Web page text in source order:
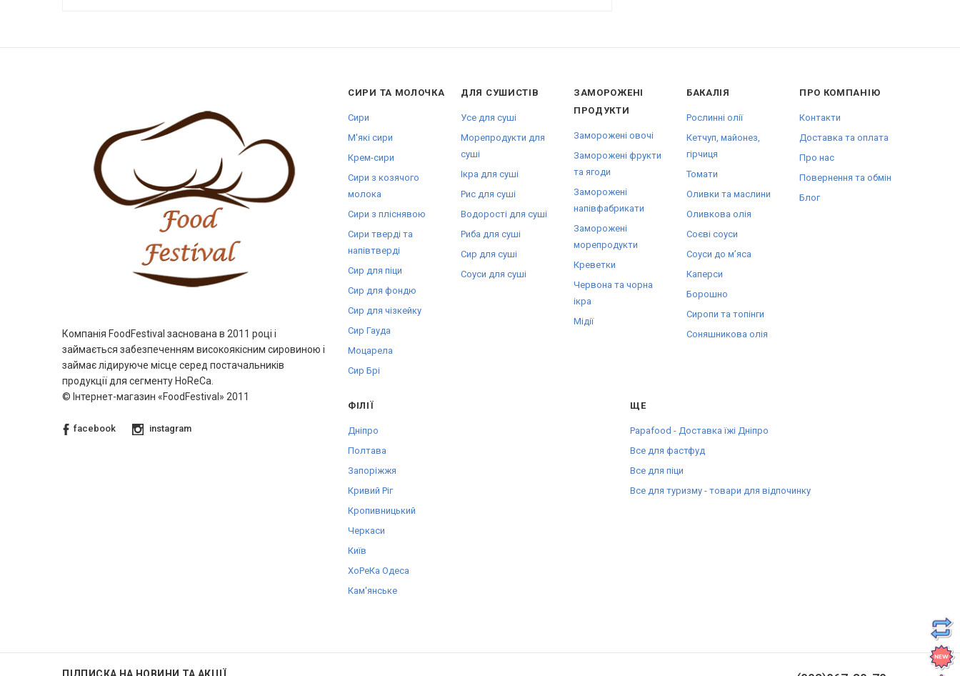
Компанія FoodFestival заснована в 2011 році і
займається забезпеченням високоякісним сировиною і
займає лідируюче місце серед постачальників
продукції для сегменту HoReCa.
© Інтернет-магазин «FoodFestival» 2011
facebook instagram
СИРИ ТА МОЛОЧКА
Сири
М'які сири
Крем-сири
Сири з козячого
молока
Сири з пліснявою
Сири тверді та
напівтверді
Сир для піци
Сир для фондю
Сир для чізкейку
Сир Гауда
Моцарела
Сир Брі
ДЛЯ СУШИСТІВ
Усе для суші
Морепродукти для
суші
Ікра для суші
Рис для суші
Водорості для суші
Риба для суші
Сир для суші
Соуси для суші
ЗАМОРОЖЕНІ
ПРОДУКТИ
Заморожені овочі
Заморожені фрукти
та ягоди
Заморожені
напівфабрикати
Заморожені
морепродукти
Креветки
Червона та чорна
ікра
Мідії
БАКАЛІЯ
Рослинні олії
Кетчуп, майонез,
гірчиця
Томати
Оливки та маслини
Оливкова олія
Соєві соуси
Соуси до мʼяса
Каперси
Борошно
Сиропи та топінги
Соняшникова олія
ПРО КОМПАНІЮ
Контакти
Доставка та оплата
Про нас
Повернення та обмін
Блог
ФІЛІЇ
Дніпро
Полтава
Запоріжжя
Кривий Ріг
Кропивницький
Черкаси
Київ
ХоРеКа Одеса
Кам'янське
ЩЕ
Papafood - Доставка їжі Дніпро
Все для фастфуд
Все для піци
Все для туризму - товари для відпочинку